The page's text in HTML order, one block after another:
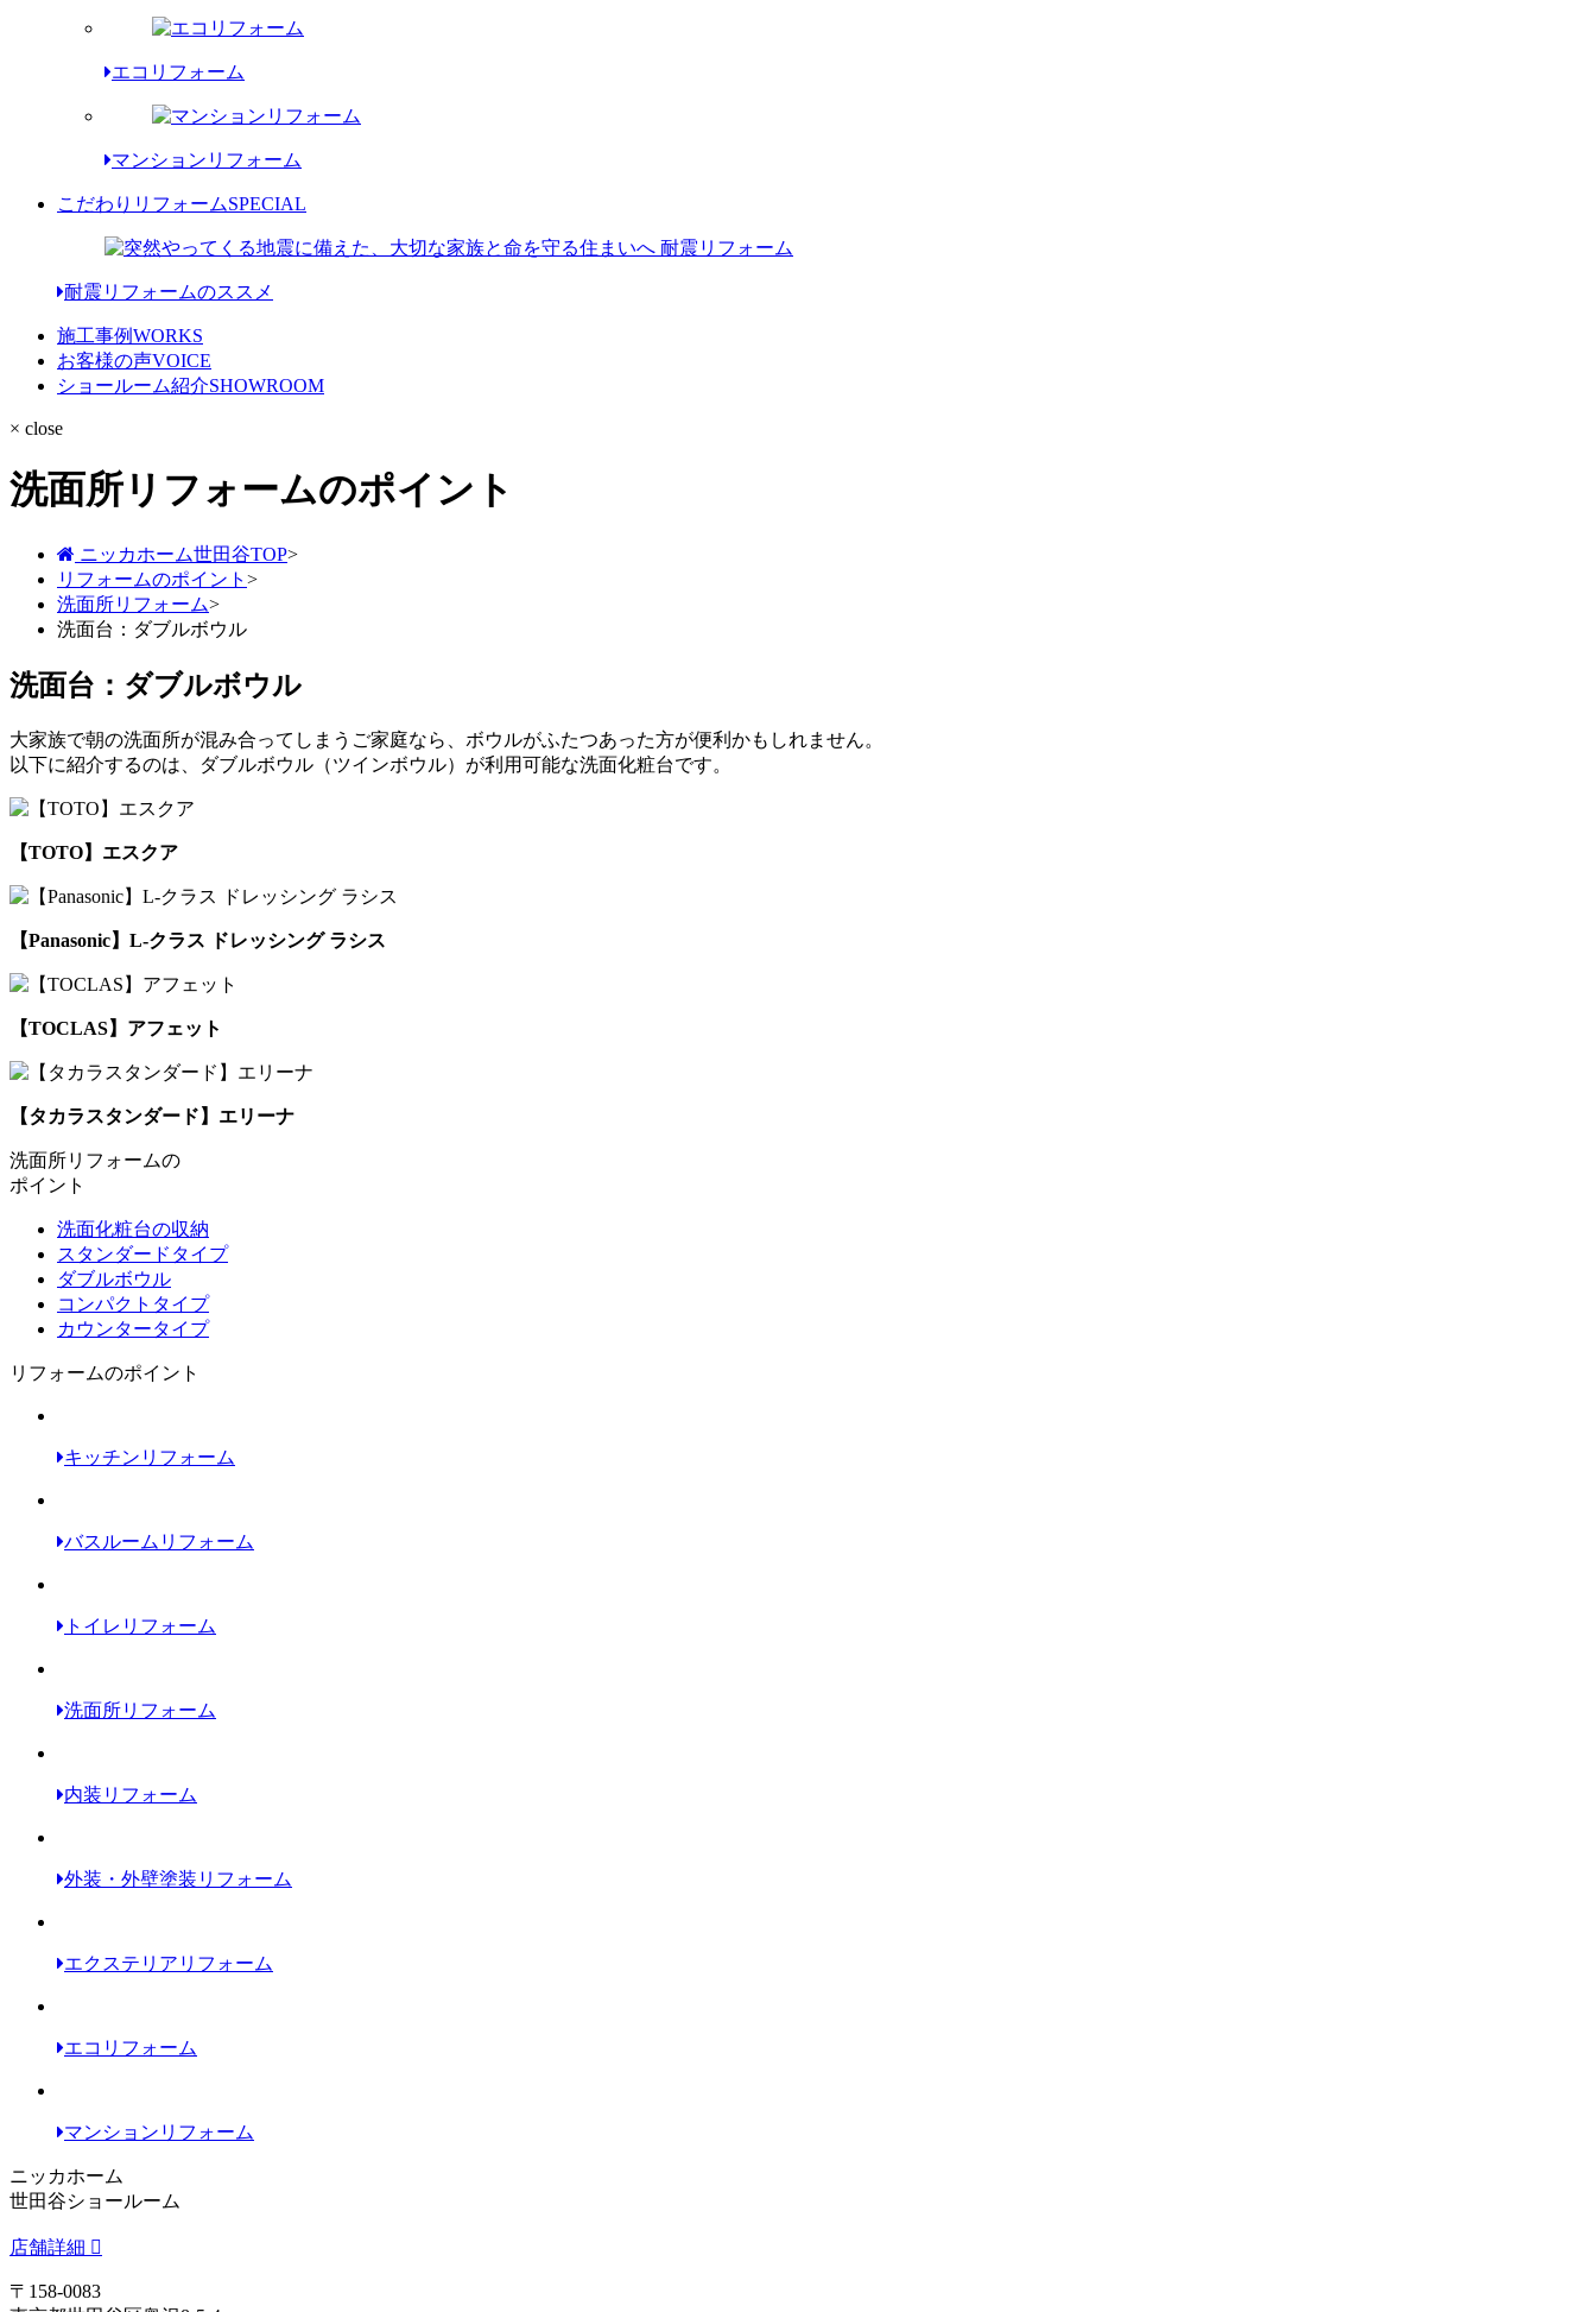
エコリフォーム
マンションリフォーム
こだわりリフォームSPECIAL
耐震リフォームのススメ
施工事例WORKS
お客様の声VOICE
ショールーム紹介SHOWROOM
× close
洗面所リフォームのポイント
ニッカホーム世田谷TOP>
リフォームのポイント >
洗面所リフォーム>
洗面台：ダブルボウル
洗面台：ダブルボウル
大家族で朝の洗面所が混み合ってしまうご家庭なら、ボウルがふたつあった方が便利かもしれません。
以下に紹介するのは、ダブルボウル（ツインボウル）が利用可能な洗面化粧台です。
【TOTO】エスクア
【Panasonic】L-クラス ドレッシング ラシス
【TOCLAS】アフェット
【タカラスタンダード】エリーナ
洗面所リフォームの
ポイント
洗面化粧台の収納
スタンダードタイプ
ダブルボウル
コンパクトタイプ
カウンタータイプ
リフォームのポイント
キッチンリフォーム
バスルームリフォーム
トイレリフォーム
洗面所リフォーム
内装リフォーム
外装・外壁塗装リフォーム
エクステリアリフォーム
エコリフォーム
マンションリフォーム
ニッカホーム
世田谷ショールーム
店舗詳細
〒158-0083